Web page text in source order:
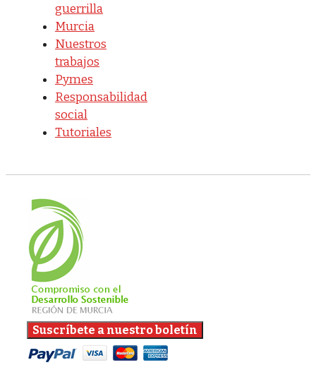
guerrilla
Murcia
Nuestros
trabajos
Pymes
Responsabilidad
social
Tutoriales